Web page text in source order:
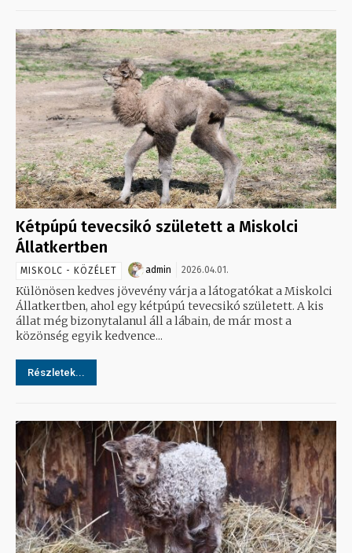
Kétpúpú tevecsikó született a Miskolci
Állatkertben
MISKOLC - KÖZÉLET admin 2026.04.01.
Különösen kedves jövevény várja a látogatókat a Miskolci
Állatkertben, ahol egy kétpúpú tevecsikó született. A kis
állat még bizonytalanul áll a lábain, de már most a
közönség egyik kedvence...
Részletek...